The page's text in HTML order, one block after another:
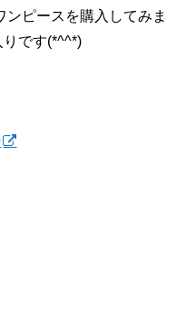
ピースを購入してみま
りです(*^^*)